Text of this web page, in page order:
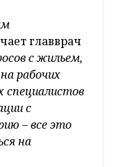
главврач
с жильем,
рабочих
с
– все это
на